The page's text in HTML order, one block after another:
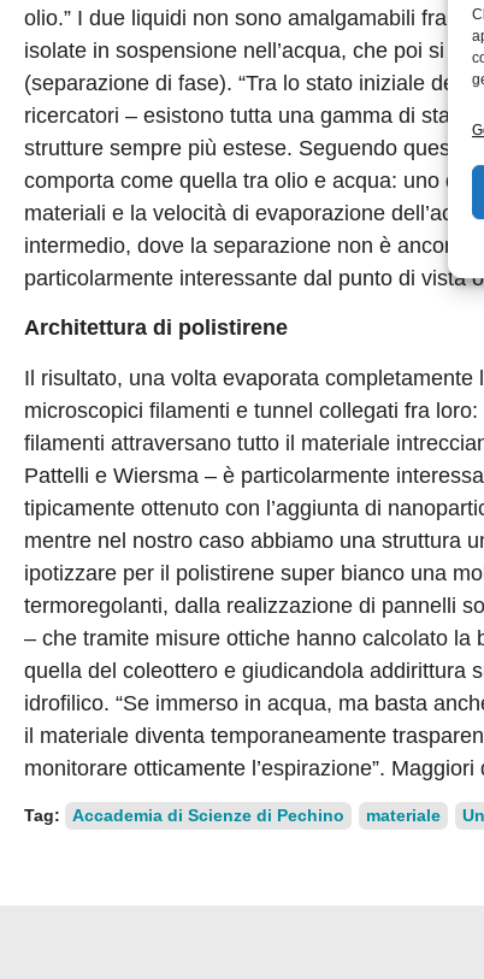
olio.” I due liquidi non sono amalgamabili fra
isolate in sospensione nell’acqua, che poi si
(separazione di fase). “Tra lo stato iniziale
ricercatori – esistono tutta una gamma di stati
strutture sempre più estese. Seguendo questo
comporta come quella tra olio e acqua: uno
materiali e la velocità di evaporazione
intermedio, dove la separazione non è ancora
particolarmente interessante dal punto di vista
Architettura di polistirene
Il risultato, una volta evaporata
microscopici filamenti e tunnel collegati fra
filamenti attraversano tutto il materiale
Pattelli e Wiersma – è particolarmente
tipicamente ottenuto con l’aggiunta di
mentre nel nostro caso abbiamo una struttura
ipotizzare per il polistirene super bianco una
termoregolanti, dalla realizzazione di pannelli
– che tramite misure ottiche hanno calcolato
quella del coleottero e giudicandola addirittura
idrofilico. “Se immerso in acqua, ma basta
il materiale diventa temporaneamente
monitorare otticamente l’espirazione”. Maggiori
Tag: Accademia di Scienze di Pechino materiale